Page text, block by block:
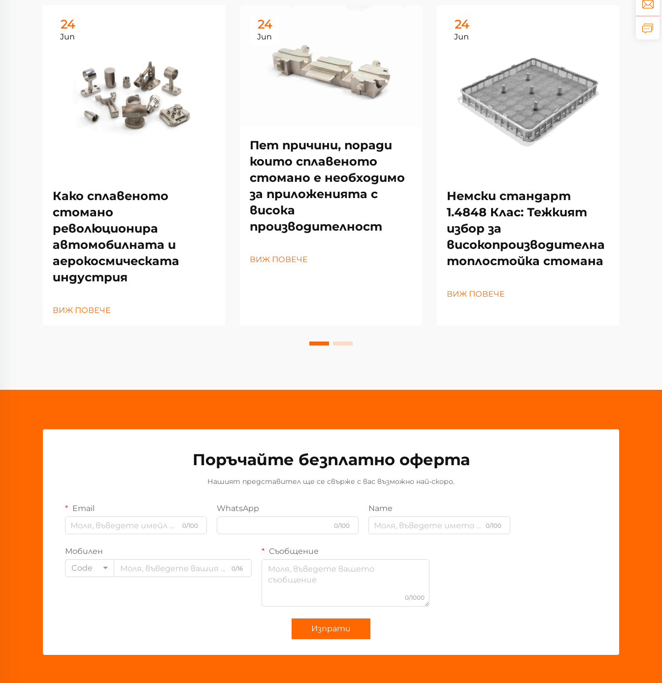
24
Jun
Како сплавеното
стомано
революционира
автомобилната и
аерокосмическата
индустрия
ВИЖ ПОВЕЧЕ
24
Jun
Пет причини, поради
които сплавеното
стомано е необходимо
за приложенията с
висока
производителност
ВИЖ ПОВЕЧЕ
24
Jun
Немски стандарт
1.4848 Клас: Тежкият
избор за
високопроизводителна
топлостойка стомана
ВИЖ ПОВЕЧЕ
Поръчайте безплатно оферта
Нашият представител ще се свърже с вас възможно най-скоро.
Email
0/100
WhatsApp
0/100
Name
0/100
Мобилен
Code
0/16
Съобщение
0/1000
Изпрати